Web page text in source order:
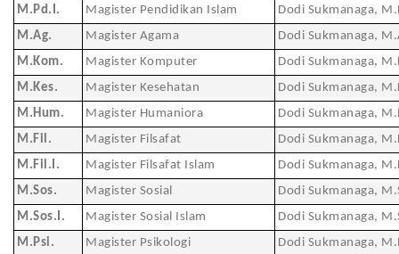
M.Pd.I.
Magister Pendidikan Islam
Dodi Sukmanaga,
M.Ag.
Magister Agama
Dodi Sukmanaga,
M.Kom.
Magister Komputer
Dodi Sukmanaga,
M.Kes.
Magister Kesehatan
Dodi Sukmanaga,
M.Hum.
Magister Humaniora
Dodi Sukmanaga,
M.Fil.
Magister Filsafat
Dodi Sukmanaga,
M.Fil.I.
Magister Filsafat Islam
Dodi Sukmanaga,
M.Sos.
Magister Sosial
Dodi Sukmanaga,
M.Sos.I.
Magister Sosial Islam
Dodi Sukmanaga,
M.Psi.
Magister Psikologi
Dodi Sukmanaga,